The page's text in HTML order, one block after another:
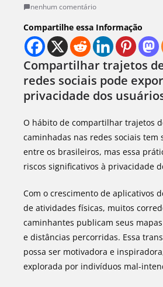
nenhum comentário
Compartilhe essa Informação
Compartilhar trajetos
redes sociais pode
privacidade dos
O hábito de compartilhar trajetos
caminhadas nas redes sociais tem
entre os brasileiros, mas essa
riscos significativos à privacidade
Com o crescimento de aplicativos
de atividades físicas, muitos
caminhantes publicam seus
e distâncias percorridas. Essa
possa ser motivadora e
explorada por indivíduos mal-